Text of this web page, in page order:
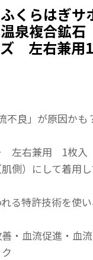
くらはぎ
泉複合鉱石
左右兼用
不良」が原因かも
左右兼用 1枚入
側）にして着用し
る特許技術を使
・血流促進・血